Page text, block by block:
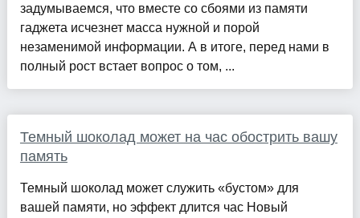
задумываемся, что вместе со сбоями из памяти
гаджета исчезнет масса нужной и порой
незаменимой информации. А в итоге, перед нами в
полный рост встает вопрос о том, ...
Темный шоколад может на час обострить вашу
память
Темный шоколад может служить «бустом» для
вашей памяти, но эффект длится час Новый